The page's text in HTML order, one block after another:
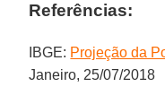
Referências:
IBGE: Projeção da
Janeiro, 25/07/2018